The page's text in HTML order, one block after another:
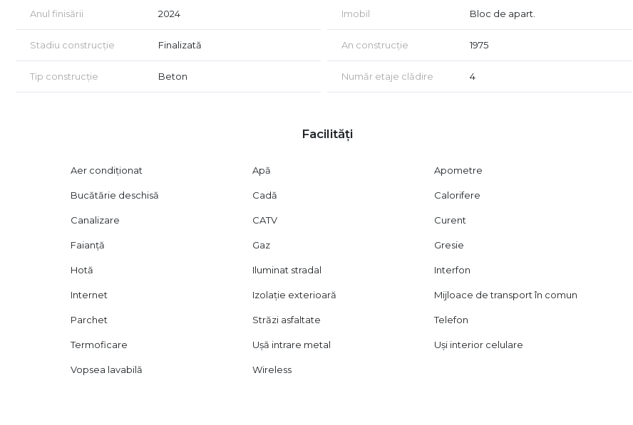
Proprietatea este perfect finanțabilă, iar echipa City Imob Invest vă poate oferi consultanță gratuită pentru
identificarea celei mai potrivite soluții de creditare.
Certificatul energetic va fi disponibil la momentul tranzacționării.
Vizionarea proprietății se realizează exclusiv în baza unui acord de vizionare, conform art. 2.096–2.102 din Codul Civil.
Pentru detalii suplimentare sau programarea unei vizionări, vă stăm cu drag la dispoziție.
Anul finisării 2024 Imobil Bloc de apart.
Stadiu construcție Finalizată An construcție 1975
Tip construcție Beton Număr etaje clădire 4
Facilități
Aer condiționat Apă Apometre
Bucătărie deschisă Cadă Calorifere
Canalizare CATV Curent
Faianță Gaz Gresie
Hotă Iluminat stradal Interfon
Internet Izolație exterioară Mijloace de transport în comun
Parchet Străzi asfaltate Telefon
Termoficare Ușă intrare metal Uși interior celulare
Vopsea lavabilă Wireless